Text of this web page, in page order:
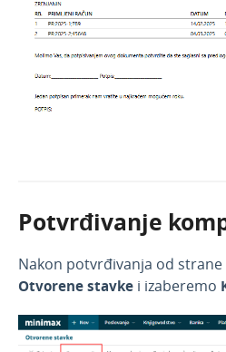
Potvrđivanje
Nakon potvrđivanja od
Otvorene stavke i izaberemo